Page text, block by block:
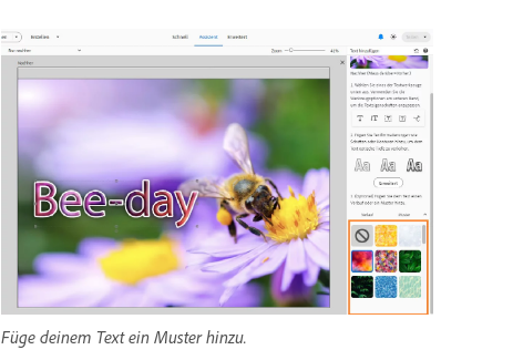
Füge deinem Text ein Muster hinzu.